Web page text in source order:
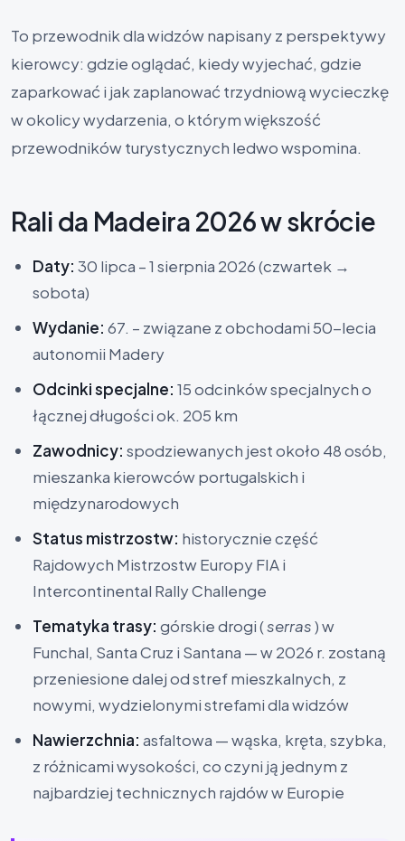
To przewodnik dla widzów napisany z perspektywy
kierowcy: gdzie oglądać, kiedy wyjechać, gdzie
zaparkować i jak zaplanować trzydniową wycieczkę
w okolicy wydarzenia, o którym większość
przewodników turystycznych ledwo wspomina.
Rali da Madeira 2026 w skrócie
Daty: 30 lipca – 1 sierpnia 2026 (czwartek →
sobota)
Wydanie: 67. – związane z obchodami 50-lecia
autonomii Madery
Odcinki specjalne: 15 odcinków specjalnych o
łącznej długości ok. 205 km
Zawodnicy: spodziewanych jest około 48 osób,
mieszanka kierowców portugalskich i
międzynarodowych
Status mistrzostw: historycznie część
Rajdowych Mistrzostw Europy FIA i
Intercontinental Rally Challenge
Tematyka trasy: górskie drogi (serras) w
Funchal, Santa Cruz i Santana — w 2026 r. zostaną
przeniesione dalej od stref mieszkalnych, z
nowymi, wydzielonymi strefami dla widzów
Nawierzchnia: asfaltowa — wąska, kręta, szybka,
z różnicami wysokości, co czyni ją jednym z
najbardziej technicznych rajdów w Europie